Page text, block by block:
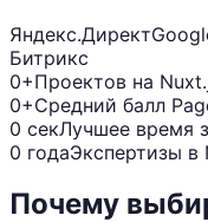
Яндекс.Директ
Битрикс
0+Проектов на
0+Средний балл
0 секЛучшее время
0 годаЭкспертизы в
Почему